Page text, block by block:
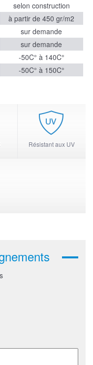
selon construction
à partir de 450 gr/m2
sur demande
sur demande
-50C° à 140C°
-50C° à 150C°
Résistant aux UV